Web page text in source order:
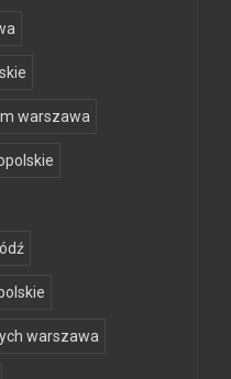
warszawa
warszawa